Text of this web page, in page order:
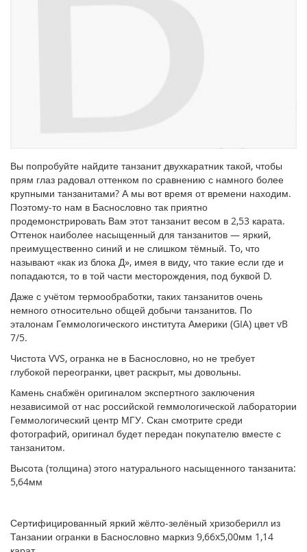
Вы попробуйте найдите танзанит двухкаратник такой, чтобы
прям глаз радовал оттенком по сравнению с намного более
крупными танзанитами? А мы вот время от времени находим.
Поэтому-то нам в Баснословно так приятно
продемонстрировать Вам этот танзанит весом в 2,53 карата.
Оттенок наиболее насыщенный для танзанитов — яркий,
преимущественно синий и не слишком тёмный. То, что
называют «как из блока Д», имея в виду, что такие если где и
попадаются, то в той части месторождения, под буквой D.
Даже с учётом термообработки, таких танзанитов очень
немного относительно общей добычи танзанитов. По
эталонам Геммологического института Америки (GIA) цвет vB
7/5.
Чистота VVS, огранка не в Баснословно, но не требует
глубокой переогранки, цвет раскрыт, мы довольны.
Камень снабжён оригиналом экспертного заключения
независимой от нас российской геммологической лаборатории
Геммологический центр МГУ. Скан смотрите среди
фотографий, оригинал будет передан покупателю вместе с
танзанитом.
Высота (толщина) этого натурального насыщенного танзанита:
5,64мм
Сертифицированный яркий жёлто-зелёный хризоберилл из
Танзании огранки в Баснословно маркиз 9,66x5,00мм 1,14